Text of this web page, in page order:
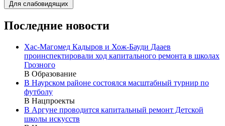
Для слабовидящих
Последние новости
Хас-Магомед Кадыров и Хож-Бауди Дааев
проинспектировали ход капитального ремонта в школах
Грозного
В Образование
В Наурском районе состоялся масштабный турнир по
футболу
В Нацпроекты
В Аргуне проводится капитальный ремонт Детской
школы искусств